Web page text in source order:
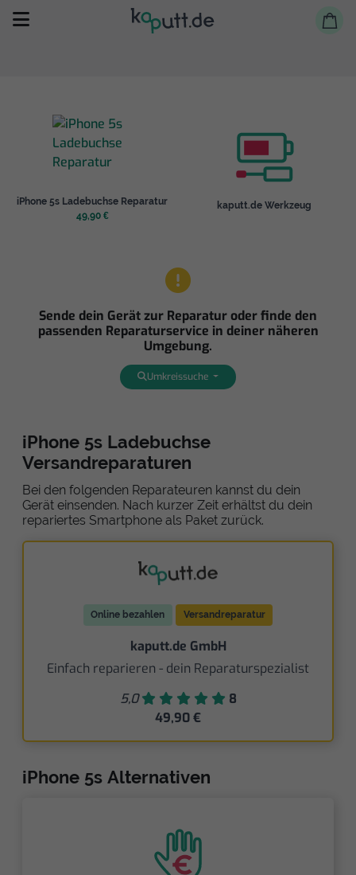
Selbst reparieren
Reparieren lassen
iPhone 5s Ladebuchse Reparatur
49,90 €
kaputt.de Werkzeug
Sende dein Gerät zur Reparatur oder finde den
passenden Reparaturservice in deiner näheren
Umgebung.
Umkreissuche
iPhone 5s Ladebuchse
Versandreparaturen
Bei den folgenden Reparateuren kannst du dein
Gerät einsenden. Nach kurzer Zeit erhältst du dein
repariertes Smartphone als Paket zurück.
Online bezahlen Versandreparatur
kaputt.de GmbH
Einfach reparieren - dein Reparaturspezialist
5,0
8
49,90 €
iPhone 5s Alternativen